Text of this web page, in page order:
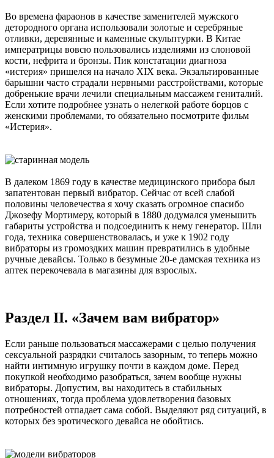
Во времена фараонов в качестве заменителей мужского
детородного органа использовали золотые и серебряные
отливки, деревянные и каменные скульптурки. В Китае
императрицы вовсю пользовались изделиями из слоновой
кости, нефрита и бронзы. Пик констатации диагноза
«истерия» пришелся на начало XIX века. Экзальтированные
барышни часто страдали нервными расстройствами, которые
добренькие врачи лечили специальным массажем гениталий.
Если хотите подробнее узнать о нелегкой работе борцов с
женскими проблемами, то обязательно посмотрите фильм
«Истерия».
В далеком 1869 году в качестве медицинского прибора был
запатентован первый вибратор. Сейчас от всей слабой
половины человечества я хочу сказать огромное спасибо
Джозефу Мортимеру, который в 1880 додумался уменьшить
габариты устройства и подсоединить к нему генератор. Шли
года, техника совершенствовалась, и уже к 1902 году
вибраторы из громоздких машин превратились в удобные
ручные девайсы. Только в безумные 20-е дамская техника из
аптек перекочевала в магазины для взрослых.
Раздел II. «Зачем вам вибратор»
Если раньше пользоваться массажерами с целью получения
сексуальной разрядки считалось зазорным, то теперь можно
найти интимную игрушку почти в каждом доме. Перед
покупкой необходимо разобраться, зачем вообще нужны
вибраторы. Допустим, вы находитесь в стабильных
отношениях, тогда проблема удовлетворения базовых
потребностей отпадает сама собой. Выделяют ряд ситуаций, в
которых без эротического девайса не обойтись.